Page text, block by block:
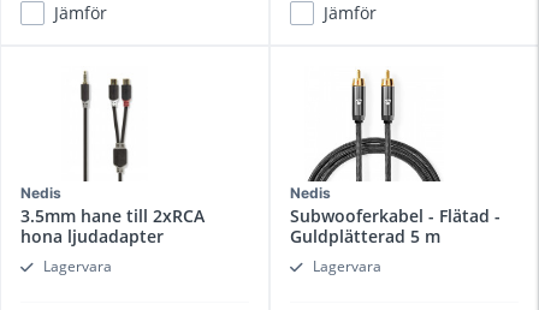
Jämför Jämför
Nedis
3.5mm hane till 2xRCA
hona ljudadapter
Lagervara
Nedis
Subwooferkabel - Flätad -
Guldplätterad 5 m
Lagervara